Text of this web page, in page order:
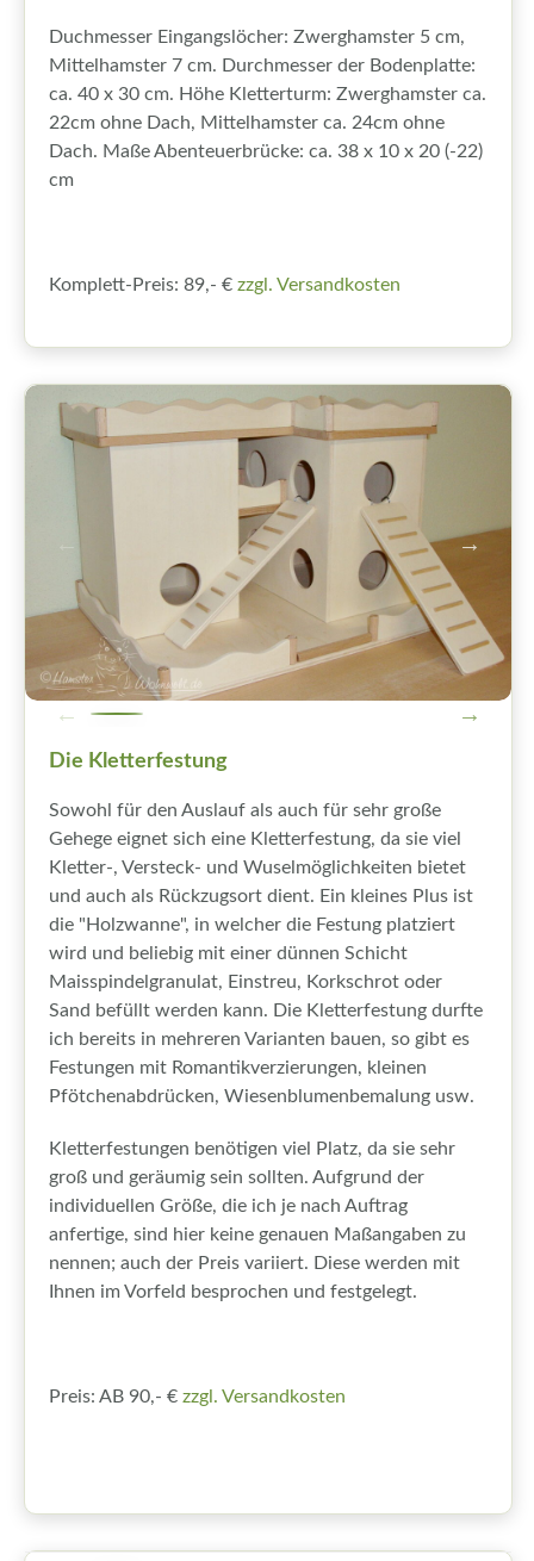
Duchmesser Eingangslöcher: Zwerghamster 5 cm,
Mittelhamster 7 cm. Durchmesser der Bodenplatte:
ca. 40 x 30 cm. Höhe Kletterturm: Zwerghamster ca.
22cm ohne Dach, Mittelhamster ca. 24cm ohne
Dach. Maße Abenteuerbrücke: ca. 38 x 10 x 20 (-22)
cm
Komplett-Preis: 89,- € zzgl. Versandkosten
Die Kletterfestung
Sowohl für den Auslauf als auch für sehr große
Gehege eignet sich eine Kletterfestung, da sie viel
Kletter-, Versteck- und Wuselmöglichkeiten bietet
und auch als Rückzugsort dient. Ein kleines Plus ist
die "Holzwanne", in welcher die Festung platziert
wird und beliebig mit einer dünnen Schicht
Maisspindelgranulat, Einstreu, Korkschrot oder
Sand befüllt werden kann. Die Kletterfestung durfte
ich bereits in mehreren Varianten bauen, so gibt es
Festungen mit Romantikverzierungen, kleinen
Pfötchenabdrücken, Wiesenblumenbemalung usw.
Kletterfestungen benötigen viel Platz, da sie sehr
groß und geräumig sein sollten. Aufgrund der
individuellen Größe, die ich je nach Auftrag
anfertige, sind hier keine genauen Maßangaben zu
nennen; auch der Preis variiert. Diese werden mit
Ihnen im Vorfeld besprochen und festgelegt.
Preis: AB 90,- € zzgl. Versandkosten